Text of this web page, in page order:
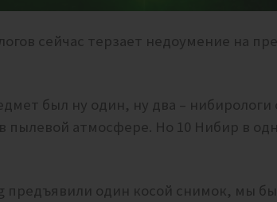
сейчас терзает недоумение на
был ну один, ну два – нибирологи
пылевой атмосфере. Но 10 Нибир в
предъявили один косой снимок, мы